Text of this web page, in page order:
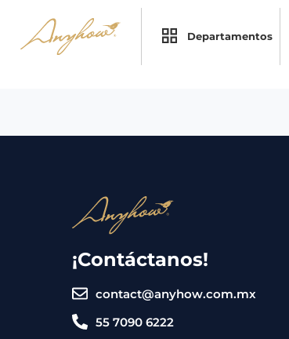
Departamentos
¡Contáctanos!
contact@anyhow.com.mx
55 7090 6222
Promociones
Servicios
Envíos
Métodos
Inicio
Regalos
Contacto